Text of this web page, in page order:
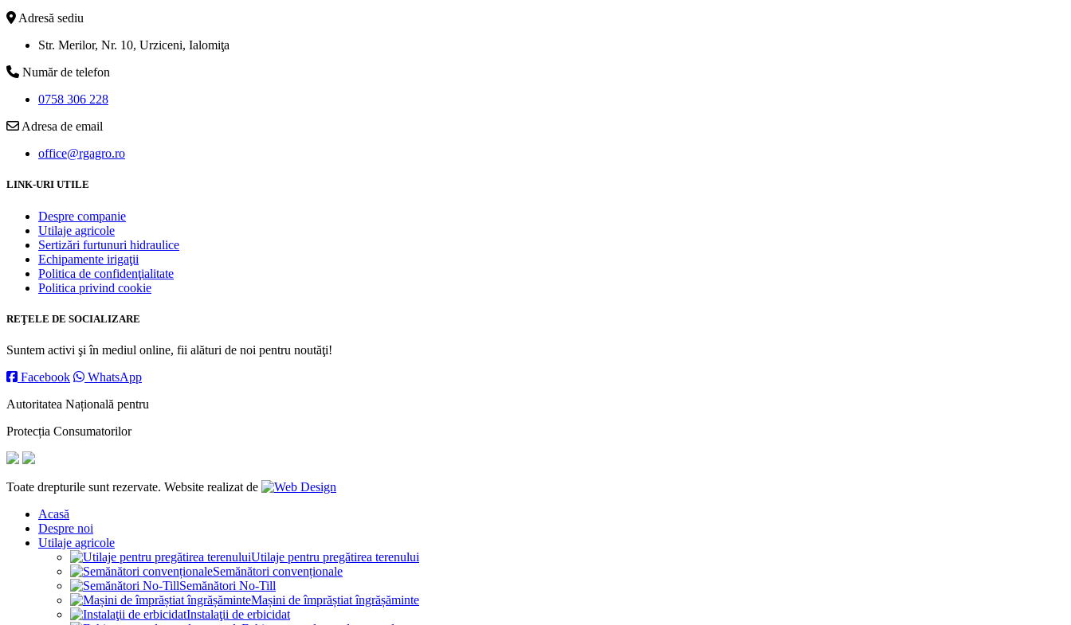
Adresă sediu
Str. Merilor, Nr. 10, Urziceni, Ialomiţa
Număr de telefon
0758 306 228
Adresa de email
office@rgagro.ro
LINK-URI UTILE
Despre companie
Utilaje agricole
Sertizări furtunuri hidraulice
Echipamente irigaţii
Politica de confidenţialitate
Politica privind cookie
REŢELE DE SOCIALIZARE
Suntem activi şi în mediul online, fii alături de noi pentru noutăţi!
Facebook
WhatsApp
Autoritatea Națională pentru
Protecția Consumatorilor
Toate drepturile sunt rezervate. Website realizat de
Acasă
Despre noi
Utilaje agricole
Utilaje pentru pregătirea terenului
Semănători convenționale
Semănători No-Till
Mașini de împrăștiat îngrășăminte
Instalaţii de erbicidat